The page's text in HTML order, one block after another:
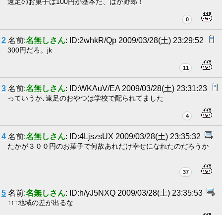
遠足のお菓子は100円が基本だ、ばか野郎！
0
2 名前:名無しさん: ID:2whkR/Qp 2009/03/28(土) 23:29:52
300円だろ。jk
11
3 名前:名無しさん: ID:WKAuV/EA 2009/03/28(土) 23:31:23
っていうか､遠足のおやつは学校で配られてました
4
4 名前:名無しさん: ID:4LjszsUX 2009/03/28(土) 23:35:32
たかが３００円のお菓子で何故あれだけ幸せになれたのだろうか
37
5 名前:名無しさん: ID:h/yJ5NXQ 2009/03/28(土) 23:35:53
↑↑↑地域の差が出るな